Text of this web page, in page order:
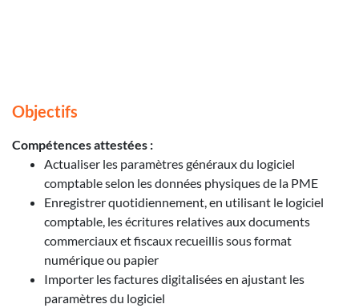
Objectifs
Compétences attestées :
Actualiser les paramètres généraux du logiciel
comptable selon les données physiques de la PME
Enregistrer quotidiennement, en utilisant le logiciel
comptable, les écritures relatives aux documents
commerciaux et fiscaux recueillis sous format
numérique ou papier
Importer les factures digitalisées en ajustant les
paramètres du logiciel